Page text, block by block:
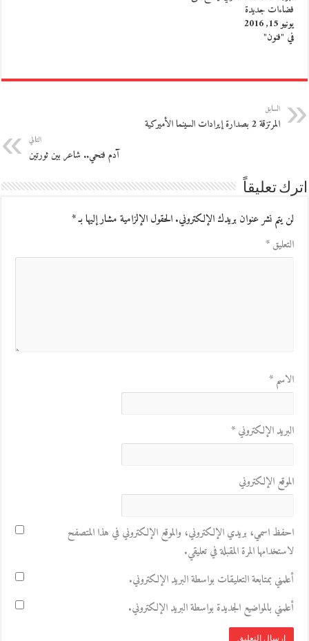
فضاءات جديدة
يونيو 15, 2016
في "فنون"
السابق
المرتزقة 2 بصدارة إيرادات السينما الأميركية
التالي
آدم فتحي.. شاعر بين ثورتين
اترك تعليقاً
لن يتم نشر عنوان بريدك الإلكتروني.الحقول الإلزامية مشار إليها بـ*
التعليق*
الاسم*
البريد الإلكتروني*
الموقع الإلكتروني
احفظ اسمي، بريدي الإلكتروني، والموقع الإلكتروني في هذا المتصفح
لاستخدامها المرة المقبلة في تعليقي.
أعلمني بمتابعة التعليقات بواسطة البريد الإلكتروني.
أعلمني بالمواضيع الجديدة بواسطة البريد الإلكتروني.